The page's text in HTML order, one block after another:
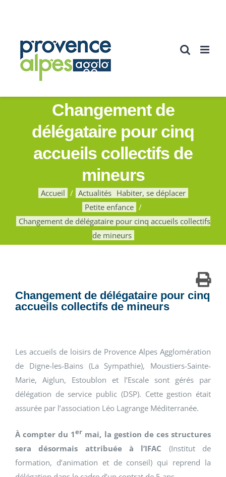
Changement de
délégataire pour cinq
accueils collectifs de
mineurs
Accueil Actualités Habiter, se déplacer
Petite enfance
Changement de délégataire pour cinq accueils collectifs
de mineurs
Changement de délégataire pour cinq
accueils collectifs de mineurs
Les accueils de loisirs de Provence Alpes Agglomération
de Digne-les-Bains (La Sympathie), Moustiers-Sainte-
Marie, Aiglun, Estoublon et l’Escale sont gérés par
délégation de service public (DSP). Cette gestion était
assurée par l’association Léo Lagrange Méditerranée.
À compter du 1er mai, la gestion de ces structures
sera désormais attribuée à l’IFAC (Institut de
formation, d’animation et de conseil) qui reprend la